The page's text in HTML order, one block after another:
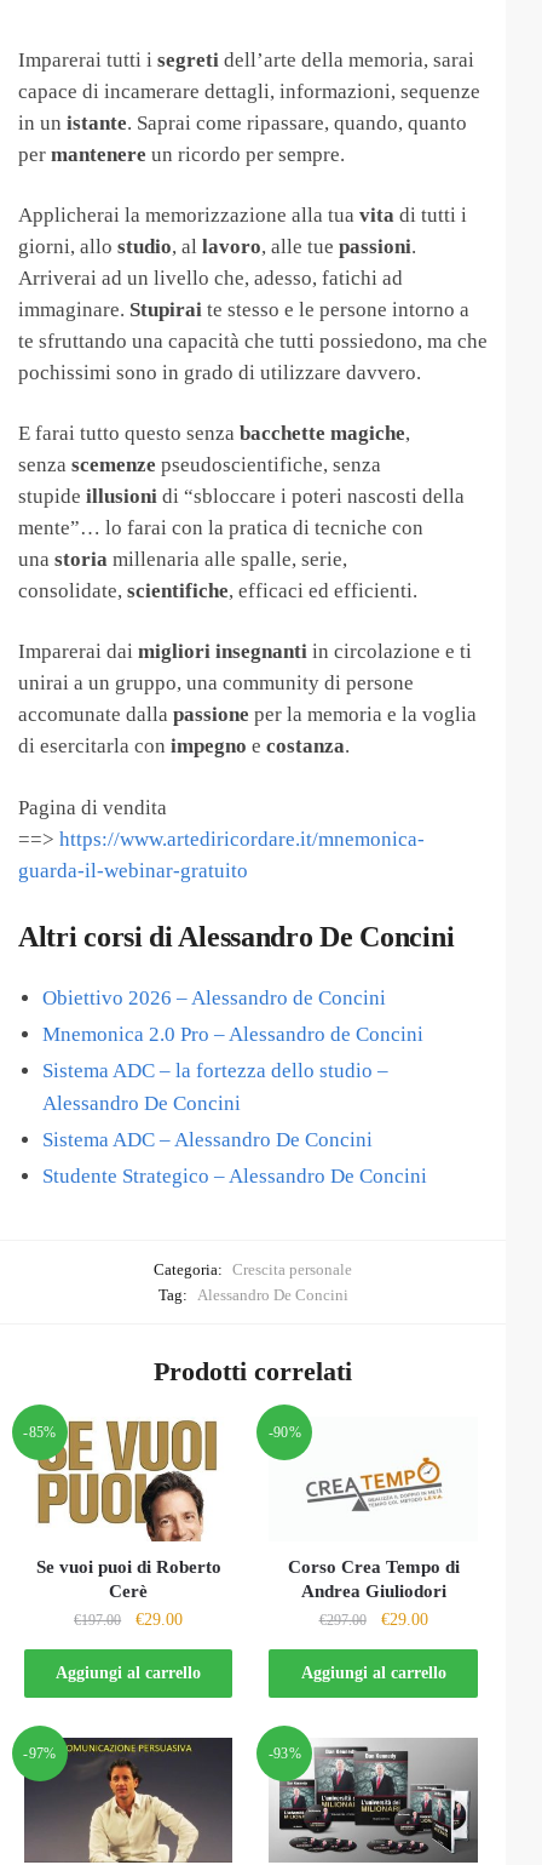
Imparerai tutti i segreti dell’arte della memoria, sarai
capace di incamerare dettagli, informazioni, sequenze
in un istante. Saprai come ripassare, quando, quanto
per mantenere un ricordo per sempre.
Applicherai la memorizzazione alla tua vita di tutti i
giorni, allo studio, al lavoro, alle tue passioni.
Arriverai ad un livello che, adesso, fatichi ad
immaginare. Stupirai te stesso e le persone intorno a
te sfruttando una capacità che tutti possiedono, ma che
pochissimi sono in grado di utilizzare davvero.
E farai tutto questo senza bacchette magiche,
senza scemenze pseudoscientifiche, senza
stupide illusioni di “sbloccare i poteri nascosti della
mente”… lo farai con la pratica di tecniche con
una storia millenaria alle spalle, serie,
consolidate, scientifiche, efficaci ed efficienti.
Imparerai dai migliori insegnanti in circolazione e ti
unirai a un gruppo, una community di persone
accomunate dalla passione per la memoria e la voglia
di esercitarla con impegno e costanza.
Pagina di vendita
==> https://www.artediricordare.it/mnemonica-
guarda-il-webinar-gratuito
Altri corsi di Alessandro De Concini
Obiettivo 2026 – Alessandro de Concini
Mnemonica 2.0 Pro – Alessandro de Concini
Sistema ADC – la fortezza dello studio –
Alessandro De Concini
Sistema ADC – Alessandro De Concini
Studente Strategico – Alessandro De Concini
Categoria: Crescita personale
Tag:
Alessandro De Concini
Prodotti correlati
-85%
Se vuoi puoi di Roberto
Cerè
€197.00
Il
originale
era:
€29.00Il
attuale
è:
Aggiungi al carrello
-90%
Corso Crea Tempo di
Andrea Giuliodori
€297.00
Il
originale
era:
€29.00Il
attuale
è:
Aggiungi al carrello
-97% -93%